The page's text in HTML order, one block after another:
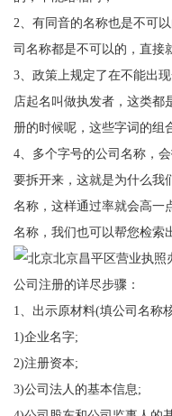
2、有同音的名称也是不可
司名称都是不可以的，直接
3、政策上规定了在不能出
店起名叫做执发者，这类都
册的时候呢，这些字词的组
4、多个字号的公司名称，
要拆开来，这就是为什么我
名称，这样通过率就会高一
名称，我们也可以帮您检索
公司注册的详尽步骤：
1、出示原材料(填公司名称
1)企业名字;
2)注册资本;
3)公司法人的基本信息;